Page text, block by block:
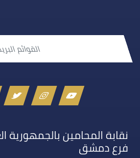
نقابة المحامين بالجمهورية
فرع دمشق